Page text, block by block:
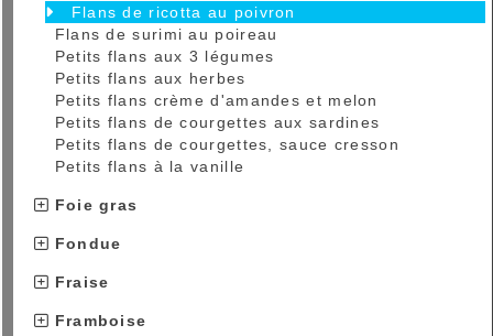
Flans de ricotta au poivron
Flans de surimi au poireau
Petits flans aux 3 légumes
Petits flans aux herbes
Petits flans crème d'amandes et melon
Petits flans de courgettes aux sardines
Petits flans de courgettes, sauce cresson
Petits flans à la vanille
Foie gras
Fondue
Fraise
Framboise